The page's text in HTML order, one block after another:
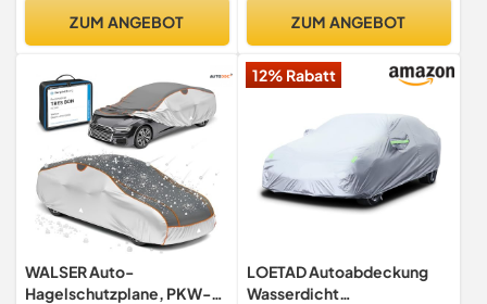
Winter, Schutzhülle für
Größe 2 schwarz
ZUM ANGEBOT ZUM ANGEBOT
WALSER Auto-
Hagelschutzplane, PKW-
12% Rabatt
LOETAD Autoabdeckung
Wasserdicht